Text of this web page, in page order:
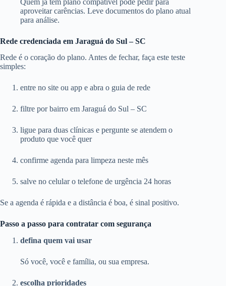
aproveitar carências. Leve documentos do plano atual
para análise.
Rede credenciada em Jaraguá do Sul – SC
Rede é o coração do plano. Antes de fechar, faça este teste
simples:
entre no site ou app e abra o guia de rede
filtre por bairro em Jaraguá do Sul – SC
ligue para duas clínicas e pergunte se atendem o
produto que você quer
confirme agenda para limpeza neste mês
salve no celular o telefone de urgência 24 horas
Se a agenda é rápida e a distância é boa, é sinal positivo.
Passo a passo para contratar com segurança
defina quem vai usar
Só você, você e família, ou sua empresa.
escolha prioridades